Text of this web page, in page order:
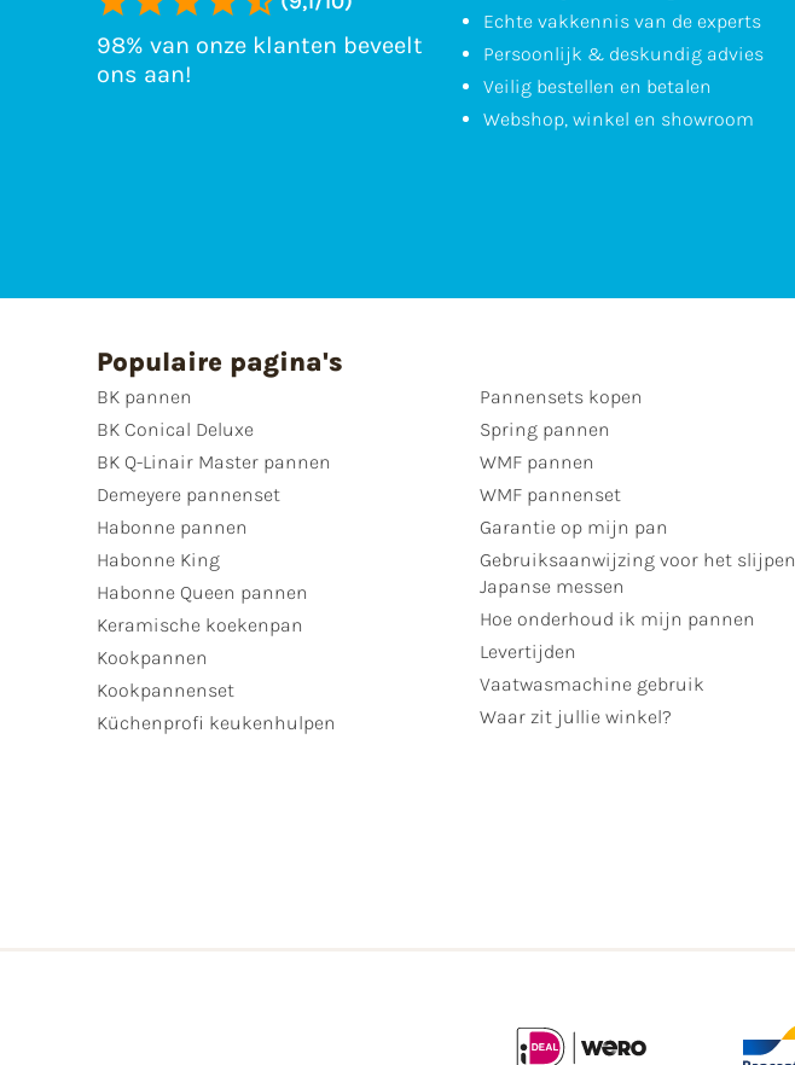
98% van onze klanten beveelt
ons aan!
Echte vakkennis van de experts
Persoonlijk & deskundig advies
Veilig bestellen en betalen
Webshop, winkel en showroom
Populaire pagina's
BK pannen
BK Conical Deluxe
BK Q-Linair Master pannen
Demeyere pannenset
Habonne pannen
Habonne King
Habonne Queen pannen
Keramische koekenpan
Kookpannen
Kookpannenset
Küchenprofi keukenhulpen
Pannensets kopen
Spring pannen
WMF pannen
WMF pannenset
Garantie op mijn pan
Gebruiksaanwijzing voor het slijpen
Japanse messen
Hoe onderhoud ik mijn pannen
Levertijden
Vaatwasmachine gebruik
Waar zit jullie winkel?